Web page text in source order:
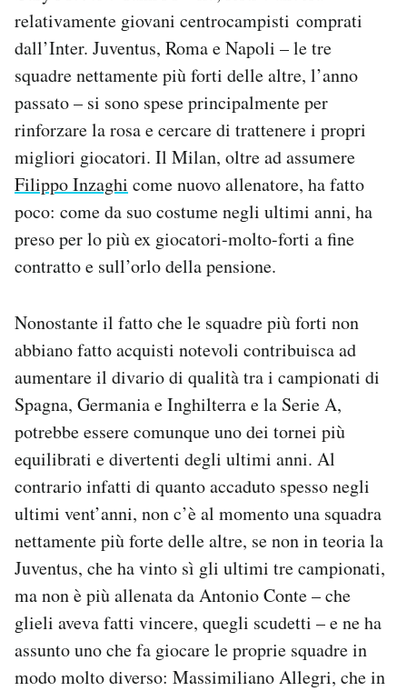
relativamente giovani centrocampisti comprati
dall’Inter. Juventus, Roma e Napoli – le tre
squadre nettamente più forti delle altre, l’anno
passato – si sono spese principalmente per
rinforzare la rosa e cercare di trattenere i propri
migliori giocatori. Il Milan, oltre ad assumere
Filippo Inzaghi come nuovo allenatore, ha fatto
poco: come da suo costume negli ultimi anni, ha
preso per lo più ex giocatori-molto-forti a fine
contratto e sull’orlo della pensione.
Nonostante il fatto che le squadre più forti non
abbiano fatto acquisti notevoli contribuisca ad
aumentare il divario di qualità tra i campionati di
Spagna, Germania e Inghilterra e la Serie A,
potrebbe essere comunque uno dei tornei più
equilibrati e divertenti degli ultimi anni. Al
contrario infatti di quanto accaduto spesso negli
ultimi vent’anni, non c’è al momento una squadra
nettamente più forte delle altre, se non in teoria la
Juventus, che ha vinto sì gli ultimi tre campionati,
ma non è più allenata da Antonio Conte – che
glieli aveva fatti vincere, quegli scudetti – e ne ha
assunto uno che fa giocare le proprie squadre in
modo molto diverso: Massimiliano Allegri, che in